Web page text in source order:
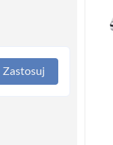
Zastosuj